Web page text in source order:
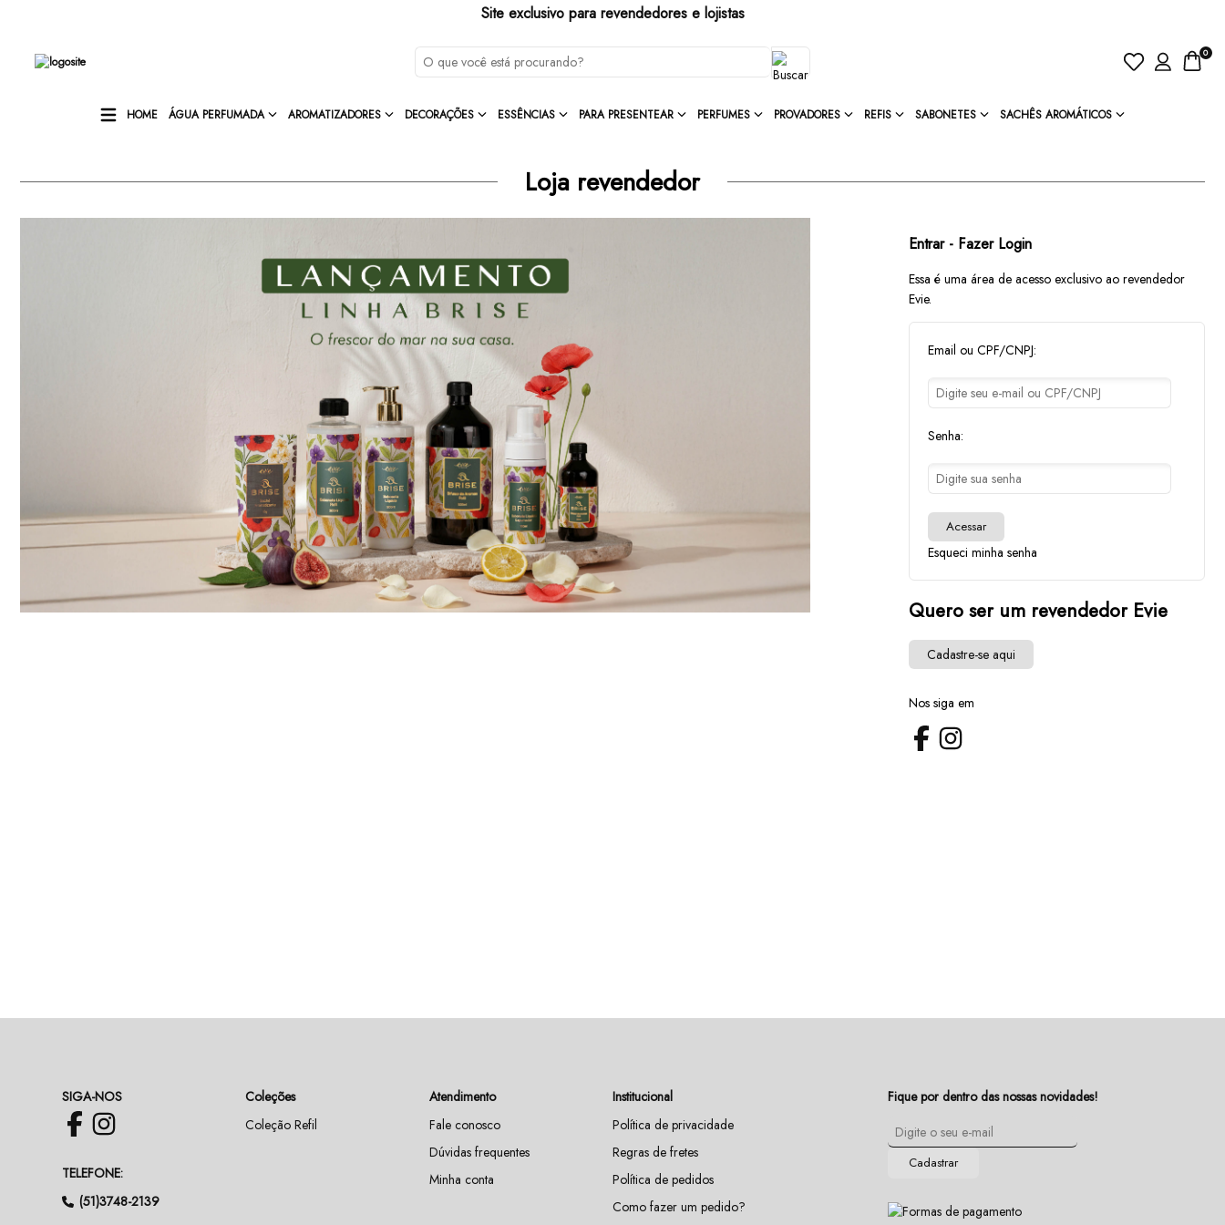
Site exclusivo para revendedores e lojistas
0
HOME ÁGUA PERFUMADA AROMATIZADORES DECORAÇÕES ESSÊNCIAS PARA PRESENTEAR PERFUMES PROVADORES REFIS SABONETES SACHÊS AROMÁTICOS
Loja revendedor
Entrar - Fazer Login
Essa é uma área de acesso exclusivo ao revendedor
Evie.
Email ou CPF/CNPJ:
Senha:
Acessar
Esqueci minha senha
Quero ser um revendedor Evie
Cadastre-se aqui
Nos siga em
SIGA-NOS
TELEFONE:
(51)3748-2139
Coleções
Coleção Refil
Atendimento
Fale conosco
Dúvidas frequentes
Minha conta
Institucional
Política de privacidade
Regras de fretes
Política de pedidos
Como fazer um pedido?
Fique por dentro das nossas novidades!
Cadastrar